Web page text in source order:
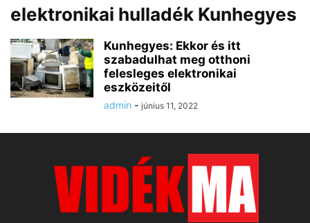
elektronikai hulladék Kunhegyes
Kunhegyes: Ekkor és itt
szabadulhat meg otthoni
felesleges elektronikai
eszközeitől
admin - június 11, 2022